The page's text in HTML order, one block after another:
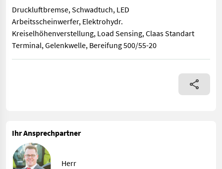
Druckluftbremse, Schwadtuch, LED
Arbeitsscheinwerfer, Elektrohydr.
Kreiselhöhenverstellung, Load Sensing, Claas Standart
Terminal, Gelenkwelle, Bereifung 500/55-20
Druckluftbremse, Schwadtuch, LED Arbeitsscheinwerfer,
Ihr Ansprechpartner
Herr